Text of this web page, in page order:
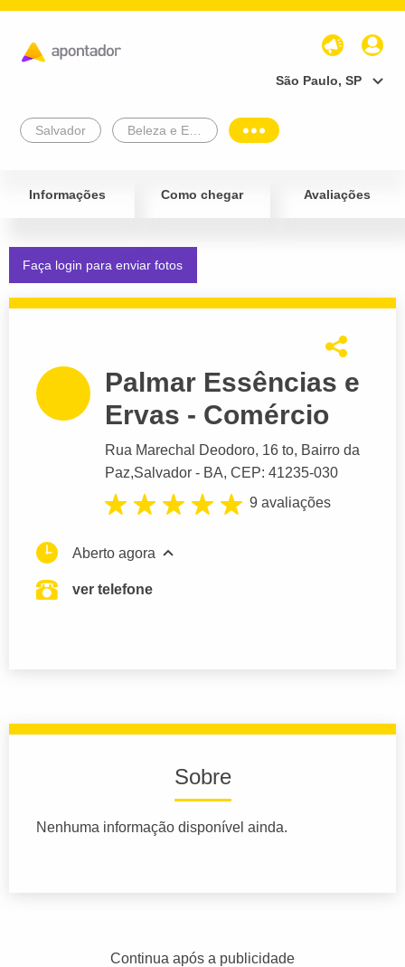
São Paulo, SP
Salvador
Informações Como chegar Avaliações
Faça login para enviar fotos
Palmar Essências e
Ervas - Comércio
Rua Marechal Deodoro, 16 to, Bairro da
Paz,Salvador - BA, CEP: 41235-030
9 avaliações
Aberto agora
ver telefone
Sobre
Nenhuma informação disponível ainda.
Continua após a publicidade